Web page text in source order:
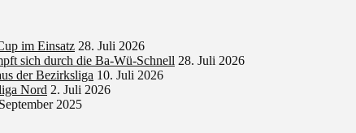
im Einsatz 28. Juli 2026
sich durch die Ba-Wü-Schnell 28. Juli 2026
der Bezirksliga 10. Juli 2026
Nord 2. Juli 2026
2025